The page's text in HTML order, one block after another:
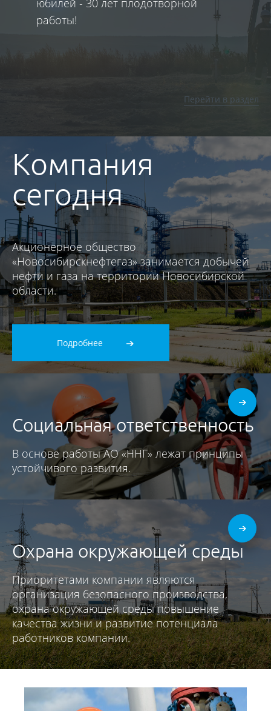
юбилей - 30 лет плодотворной
работы!
Перейти в раздел
Компания
сегодня
Акционерное общество
«Новосибирскнефтегаз» занимается добычей
нефти и газа на территории Новосибирской
области.
Подробнее
Социальная ответственность
В основе работы АО «ННГ» лежат принципы
устойчивого развития.
Охрана окружающей среды
Приоритетами компании являются
организация безопасного производства,
охрана окружающей среды повышение
качества жизни и развитие потенциала
работников компании.